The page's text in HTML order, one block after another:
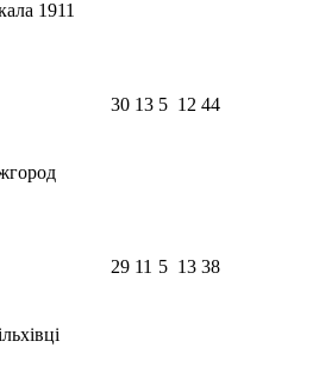
1911
30 13 5 12 44
29 11 5 13 38